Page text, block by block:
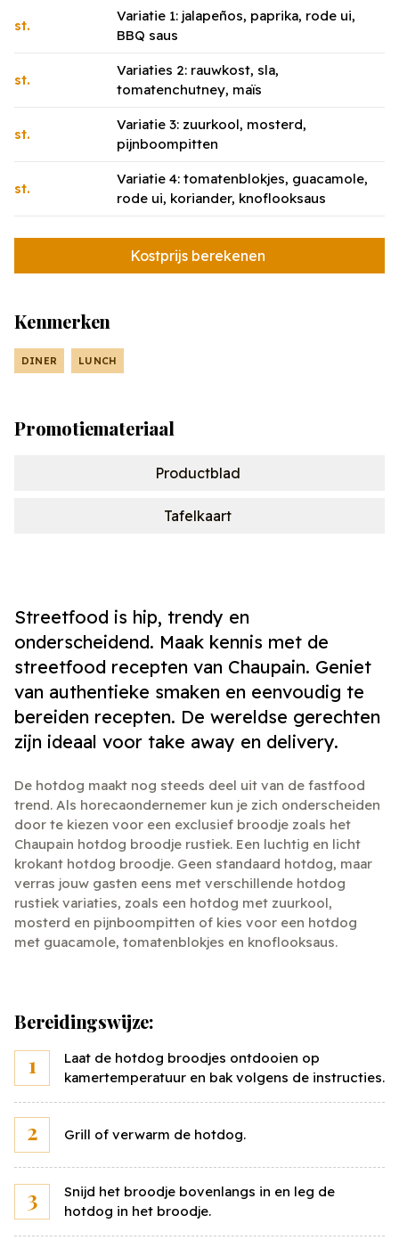
st.
Variatie 1: jalapeños, paprika, rode ui,
BBQ saus
st.
Variaties 2: rauwkost, sla,
tomatenchutney, maïs
st.
Variatie 3: zuurkool, mosterd,
pijnboompitten
st.
Variatie 4: tomatenblokjes, guacamole,
rode ui, koriander, knoflooksaus
Kostprijs berekenen
Kenmerken
DINER LUNCH
Promotiemateriaal
Productblad
Tafelkaart
Bereken de kostprijs
Vul onderstaand jouw eigen prijzen in voor de
st Hotdog broodje rustiek
stuks
Streetfood is hip, trendy en
onderscheidend. Maak kennis met de
streetfood recepten van Chaupain. Geniet
van authentieke smaken en eenvoudig te
bereiden recepten. De wereldse gerechten
zijn ideaal voor take away en delivery.
De hotdog maakt nog steeds deel uit van de fastfood
trend. Als horecaondernemer kun je zich onderscheiden
door te kiezen voor een exclusief broodje zoals het
Chaupain hotdog broodje rustiek. Een luchtig en licht
krokant hotdog broodje. Geen standaard hotdog, maar
verras jouw gasten eens met verschillende hotdog
rustiek variaties, zoals een hotdog met zuurkool,
mosterd en pijnboompitten of kies voor een hotdog
met guacamole, tomatenblokjes en knoflooksaus.
Bereidingswijze:
Laat de hotdog broodjes ontdooien op
kamertemperatuur en bak volgens de instructies.
Grill of verwarm de hotdog.
Snijd het broodje bovenlangs in en leg de
hotdog in het broodje.